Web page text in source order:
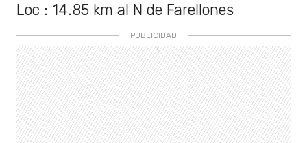
Loc : 14.85 km al N de Farellones